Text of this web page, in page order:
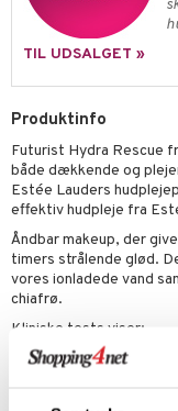
TIL UDSALGET »
Produktinfo
Futurist Hydra Rescue
både dækkende og
Estée Lauders
effektiv hudpleje fra
Åndbar makeup, der
timers strålende glød.
vores ionladede vand
chiafrø.
Kliniske tests viser:
LINDRERsynlig rødme